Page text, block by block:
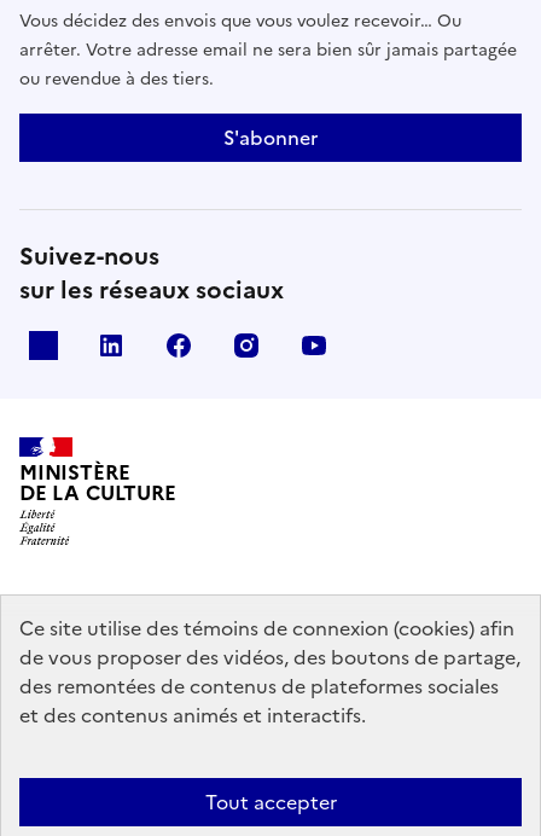
Ce site utilise des témoins de connexion (cookies) afin
de vous proposer des vidéos, des boutons de partage,
des remontées de contenus de plateformes sociales
et des contenus animés et interactifs.
Tout accepter
Vous décidez des envois que vous voulez recevoir… Ou
arrêter. Votre adresse email ne sera bien sûr jamais partagée
ou revendue à des tiers.
S'abonner
Suivez-nous
sur les réseaux sociaux
linkedin facebook instagram
MINISTÈRE
DE LA CULTURE
data.gouv.fr legifrance.gouv.fr
info.gouv.fr
service-public.gouv.fr
Mentions légales Accessibilité : partiellement conforme
Politique
d’utilisation des témoins de connexion (cookies)